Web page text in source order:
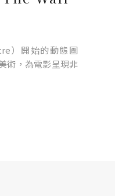
）開始的動態圖
術，為電影呈現非